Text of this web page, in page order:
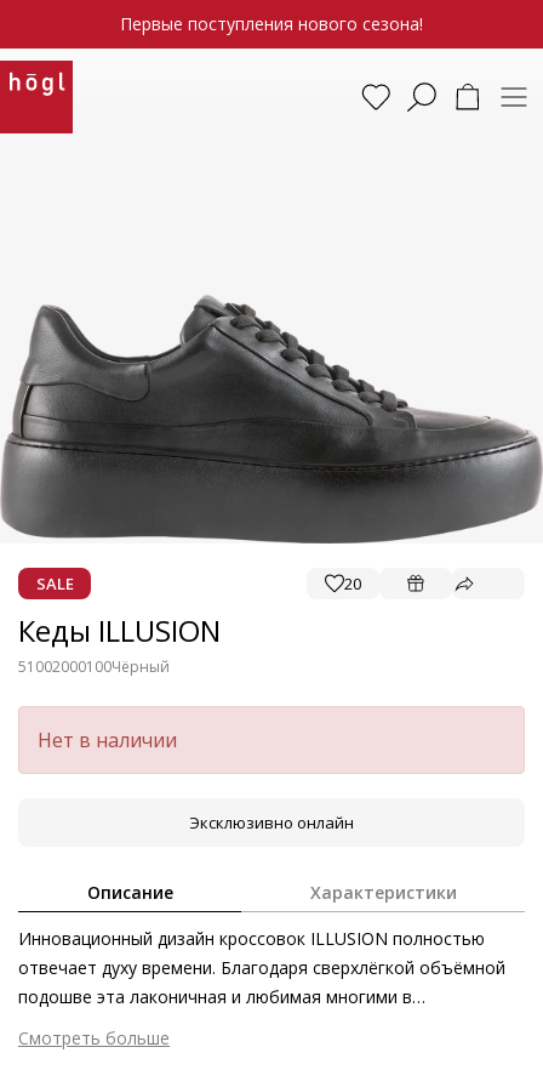
Первые поступления нового сезона!
SALE 20
Кеды ILLUSION
51002000100Чёрный
Нет в наличии
Эксклюзивно онлайн
Описание Характеристики
Инновационный дизайн кроссовок ILLUSION полностью
отвечает духу времени. Благодаря сверхлёгкой объёмной
подошве эта лаконичная и любимая многими в
повседневности пара стала образцом комфорта.
Гармоничное сочетание материалов и лаконичный силуэт с
Смотреть больше